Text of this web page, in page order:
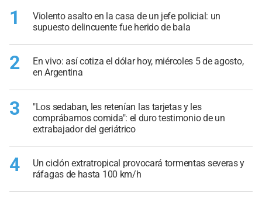
1
Violento asalto en la casa de un jefe policial: un
supuesto delincuente fue herido de bala
2
En vivo: así cotiza el dólar hoy, miércoles 5 de agosto,
en Argentina
3
"Los sedaban, les retenían las tarjetas y les
comprábamos comida": el duro testimonio de un
extrabajador del geriátrico
4
Un ciclón extratropical provocará tormentas severas y
ráfagas de hasta 100 km/h